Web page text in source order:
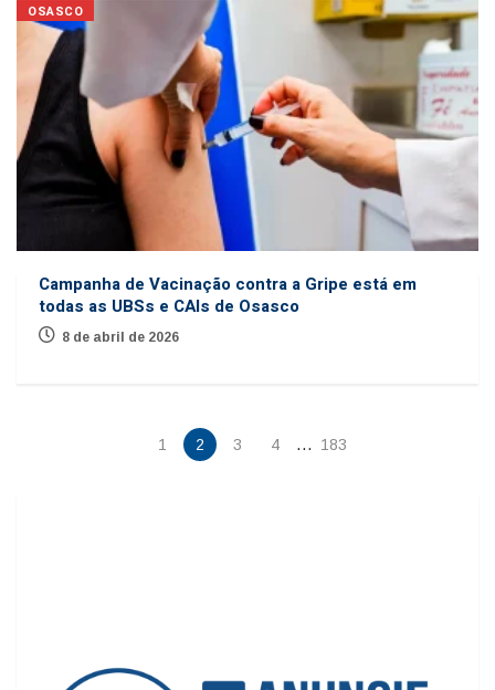
OSASCO
Campanha de Vacinação contra a Gripe está em
todas as UBSs e CAIs de Osasco
8 de abril de 2026
1 2 3 4 … 183